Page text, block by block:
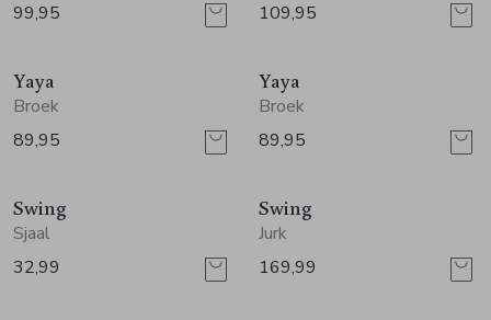
99,95
109,95
Nieuw
Yaya
Broek
89,95
Nieuw
Yaya
Broek
89,95
Nieuw
Swing
Sjaal
32,99
Nieuw
Swing
Jurk
169,99
Nieuw Nieuw